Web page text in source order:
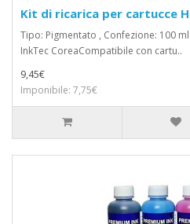
Kit di ricarica per cartucce
Tipo: Pigmentato , Confezione: 100
InkTec CoreaCompatibile con cartu..
9,45€
Imponibile: 7,75€